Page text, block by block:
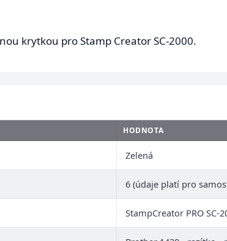
krytkou pro Stamp Creator SC-2000.
HODNOTA
Zelená
6 (údaje platí pro
StampCreator PRO SC-